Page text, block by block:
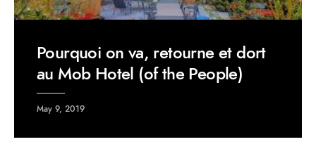
Pourquoi on va, retourne et dort
au Mob Hotel (of the People)
May 9, 2019